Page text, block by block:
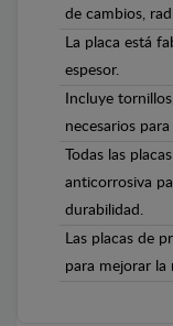
de cambios,
La placa está
espesor.
Incluye
necesarios para
Todas las
anticorrosiva
durabilidad.
Las placas de
para mejorar la